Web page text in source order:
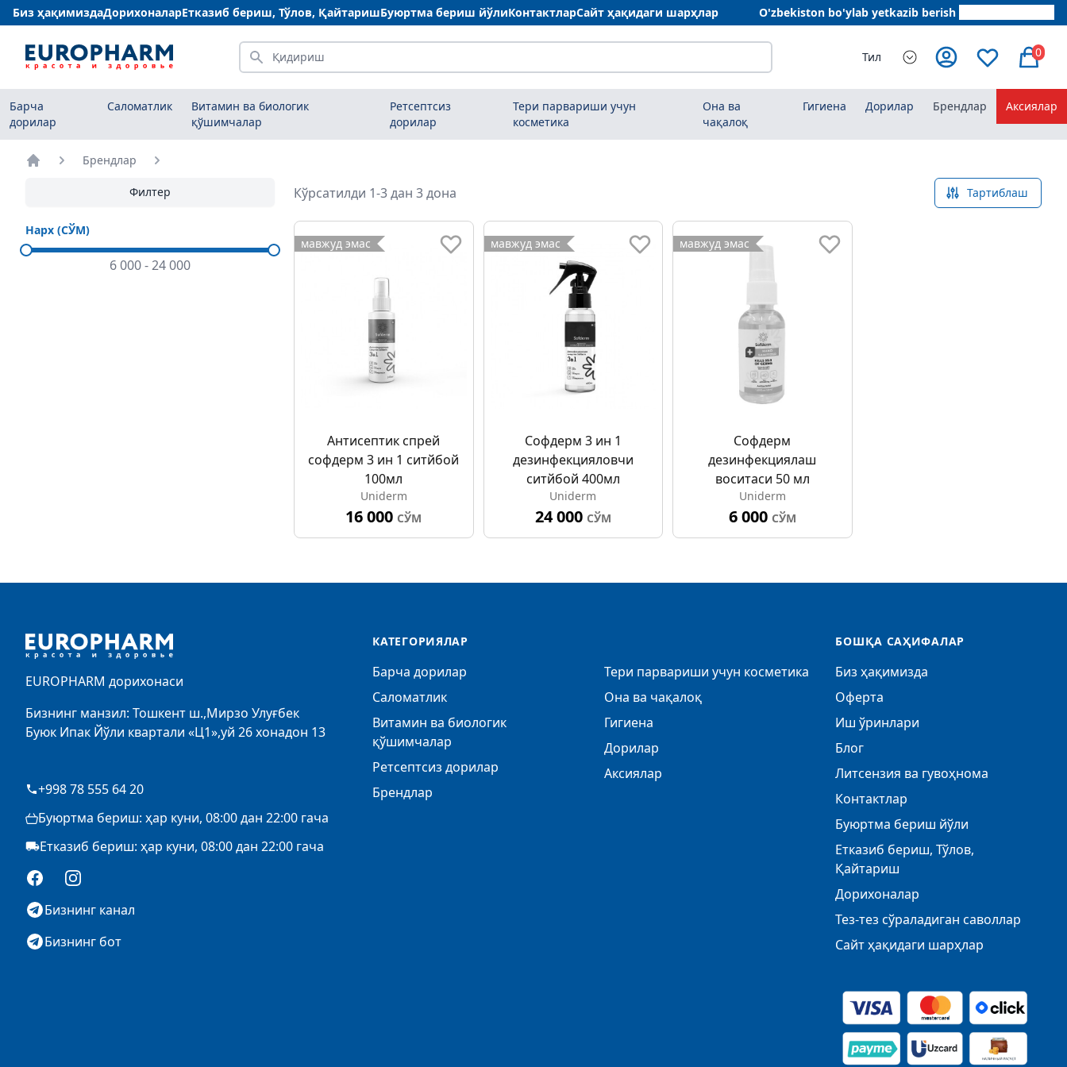
Биз ҳақимиздаДорихоналарЕтказиб бериш, Тўлов, ҚайтаришБуюртма бериш йўлиКонтактларСайт ҳақидаги шарҳлар O'zbekiston bo'ylab yetkazib berish
Қидириш Тил 0
Барча
дорилар
Саломатлик
Витамин ва биологик
қўшимчалар
Ретсептсиз
дорилар
Тери парвариши учун
косметика
Она ва
чақалоқ
Гигиена Дорилар Брендлар Аксиялар
Брендлар
Филтер
Нарх (СЎМ)
6 000-24 000
Кўрсатилди 1-3 дан 3 дона Тартиблаш
мавжуд эмас
Антисептик спрей
софдерм 3 ин 1 cитйбой
100мл
Uniderm
16 000 СЎМ
мавжуд эмас
Софдерм 3 ин 1
дезинфекцияловчи
cитйбой 400мл
Uniderm
24 000 СЎМ
мавжуд эмас
Софдерм
дезинфекциялаш
воситаси 50 мл
Uniderm
6 000 СЎМ
EUROPHARM дорихонаси
Бизнинг манзил: Тошкент ш.,Мирзо Улуғбек
Буюк Ипак Йўли квартали «Ц1»,уй 26 хонадон 13
+998 78 555 64 20
Буюртма бериш: ҳар куни, 08:00 дан 22:00 гача
Етказиб бериш: ҳар куни, 08:00 дан 22:00 гача
FacebookInstagram
Бизнинг канал
Бизнинг бот
КАТЕГОРИЯЛАР
Барча дорилар
Саломатлик
Витамин ва биологик
қўшимчалар
Ретсептсиз дорилар
Брендлар
Тери парвариши учун косметика
Она ва чақалоқ
Гигиена
Дорилар
Аксиялар
БОШҚА САҲИФАЛАР
Биз ҳақимизда
Оферта
Иш ўринлари
Блог
Литсензия ва гувоҳнома
Контактлар
Буюртма бериш йўли
Етказиб бериш, Тўлов,
Қайтариш
Дорихоналар
Тез-тез сўраладиган саволлар
Сайт ҳақидаги шарҳлар